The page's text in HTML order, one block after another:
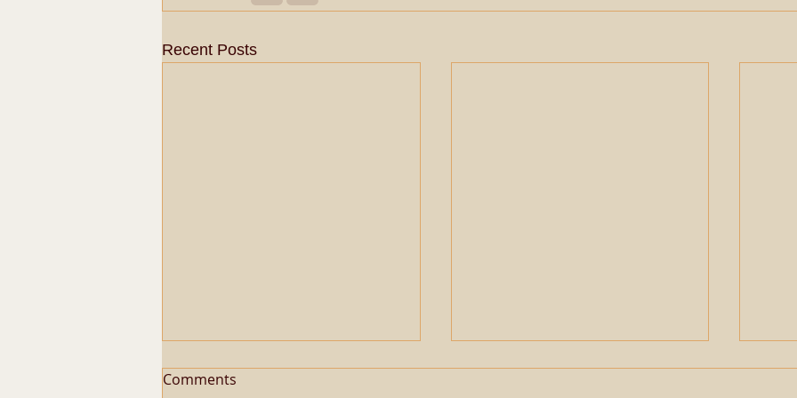
Recent Posts
Comments